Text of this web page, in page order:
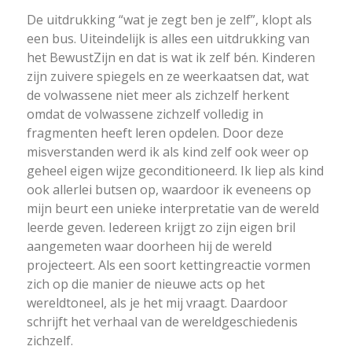
De uitdrukking “wat je zegt ben je zelf”, klopt als
een bus. Uiteindelijk is alles een uitdrukking van
het BewustZijn en dat is wat ik zelf bén. Kinderen
zijn zuivere spiegels en ze weerkaatsen dat, wat
de volwassene niet meer als zichzelf herkent
omdat de volwassene zichzelf volledig in
fragmenten heeft leren opdelen. Door deze
misverstanden werd ik als kind zelf ook weer op
geheel eigen wijze geconditioneerd. Ik liep als kind
ook allerlei butsen op, waardoor ik eveneens op
mijn beurt een unieke interpretatie van de wereld
leerde geven. Iedereen krijgt zo zijn eigen bril
aangemeten waar doorheen hij de wereld
projecteert. Als een soort kettingreactie vormen
zich op die manier de nieuwe acts op het
wereldtoneel, als je het mij vraagt. Daardoor
schrijft het verhaal van de wereldgeschiedenis
zichzelf.